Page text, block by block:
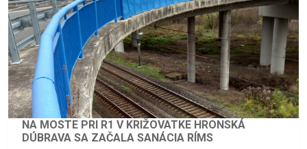
NA MOSTE PRI R1 V KRIŽOVATKE HRONSKÁ
DÚBRAVA SA ZAČALA SANÁCIA RÍMS